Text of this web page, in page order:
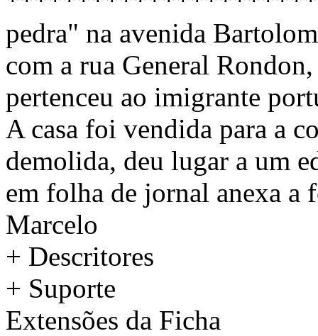
pedra" na avenida
com a rua General
pertenceu ao imigrante
A casa foi vendida para a
demolida, deu lugar a um
em folha de jornal anexa a
Marcelo
+ Descritores
+ Suporte
Extensões da Ficha